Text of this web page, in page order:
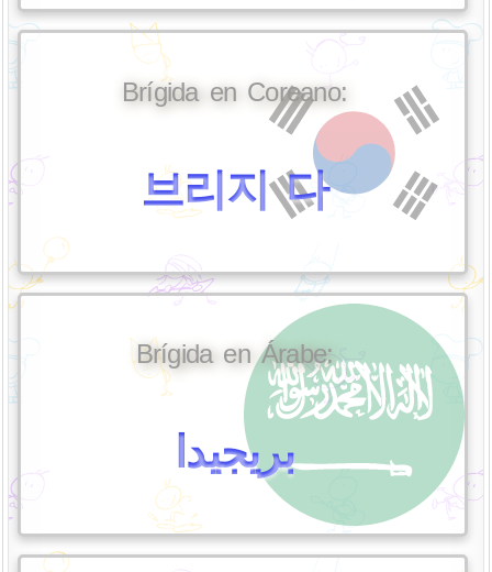
Brígida en Coreano:
브리지 다
Brígida en Árabe:
بريجيدا